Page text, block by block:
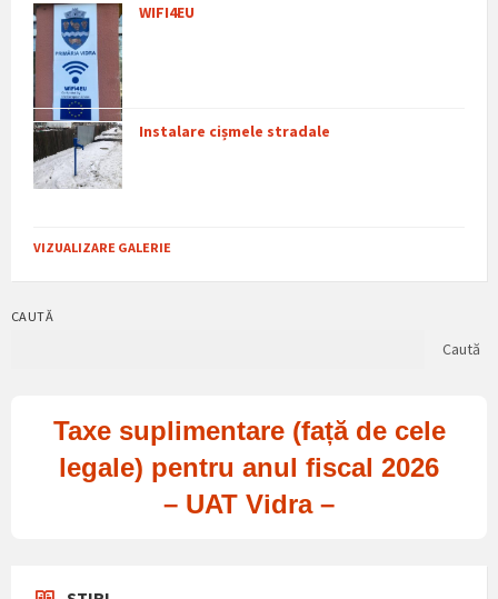
WIFI4EU
Instalare cișmele stradale
VIZUALIZARE GALERIE
CAUTĂ
Caută
Taxe suplimentare (față de cele
legale) pentru anul fiscal 2026
– UAT Vidra –